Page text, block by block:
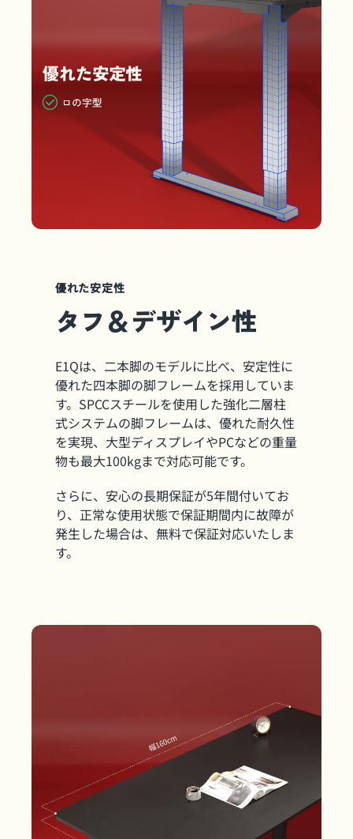
優れた安定性
タフ＆デザイン性
E1Qは、二本脚のモデルに比べ、安定性に
優れた四本脚の脚フレームを採用していま
す。SPCCスチールを使用した強化二層柱
式システムの脚フレームは、優れた耐久性
を実現、大型ディスプレイやPCなどの重量
物も最大100kgまで対応可能です。
さらに、安心の長期保証が5年間付いてお
り、正常な使用状態で保証期間内に故障が
発生した場合は、無料で保証対応いたしま
す。